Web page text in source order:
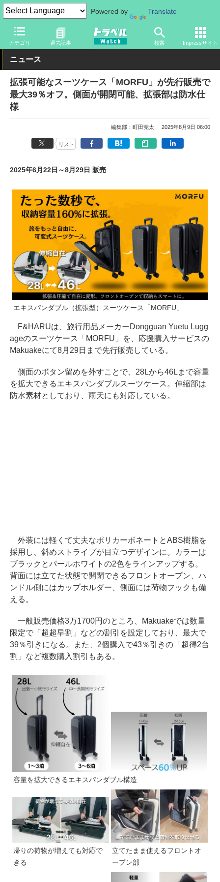
Powered by Translate
カテゴリ 過去記事 検索 Impressサイト
トラベル Watch 旅のアイテム 旅行グッズ バッグ
ニュース
拡張可能なスーツケース「MORFU」が先行販売で
最大39％オフ。側面が開閉可能、拡張部は防水仕
様
編集部：町田莞太 2025年8月9日 06:00
リスト
2025年6月22日～8月29日 販売
エキスパンダブル（拡張型）スーツケース「MORFU」
F&HARUは、旅行用品メーカーDongguan Yuetu Lugg
ageのスーツケース「MORFU」を、応援購入サービスの
Makuakeにて8月29日まで先行販売している。
側面のボタン留めを外すことで、28Lから46Lまで容量
を拡大できるエキスパンダブルスーツケース。伸縮部は
防水素材としており、雨天にも対応している。
外装には軽くて丈夫なポリカーボネートとABS樹脂を
採用し、斜めストライプが目立つデザインに。カラーは
ブラックとパールホワイトの2色をラインアップする。
背面には立てた状態で開閉できるフロントオープン、ハ
ンドル側にはカップホルダー、側面には荷物フックも備
える。
一般販売価格3万1700円のところ、Makuakeでは数量
限定で「超超早割」などの割引を設定しており、最大で
39％引きになる。また、2個購入で43％引きの「超得2台
割」など複数購入割引もある。
容量を拡大できるエキスパンダブル構造
帰りの荷物が増えても対応で
きる
立てたまま使えるフロントオ
ープン部